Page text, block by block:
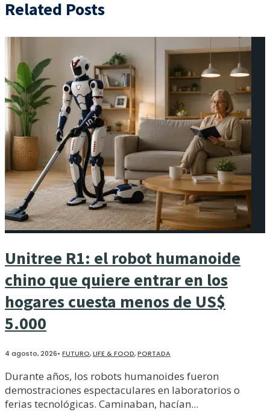
Related Posts
Unitree R1: el robot humanoide
chino que quiere entrar en los
hogares cuesta menos de US$
5.000
4 agosto, 2026• FUTURO,LIFE & FOOD,PORTADA
Durante años, los robots humanoides fueron
demostraciones espectaculares en laboratorios o
ferias tecnológicas. Caminaban, hacían...